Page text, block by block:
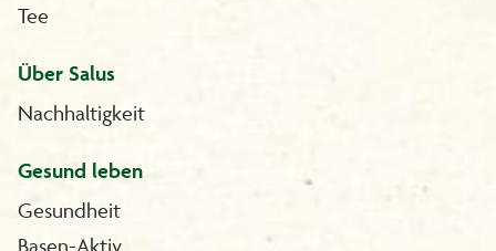
Tee
Über Salus
Nachhaltigkeit
Gesund leben
Gesundheit
Basen-Aktiv